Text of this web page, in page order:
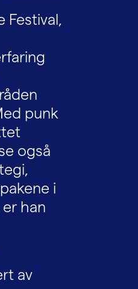
punk
også
i
han
av